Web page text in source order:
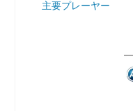
主要プレーヤー